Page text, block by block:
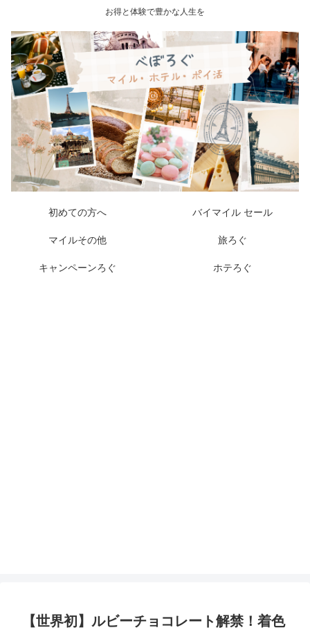
お得と体験で豊かな人生を
初めての方へ バイマイル セール
マイルその他 旅ろぐ
キャンペーンろぐ ホテろぐ
【世界初】ルビーチョコレート解禁！着色